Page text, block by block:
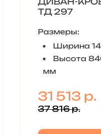
ТД 297
Размеры:
Ширина
Высота
мм
31 513 р.
37 816 р.